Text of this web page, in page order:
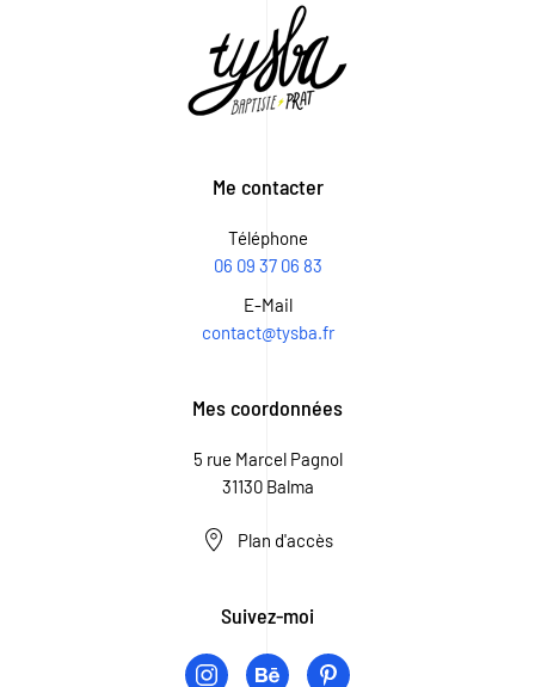
Me contacter
Téléphone
06 09 37 06 83
E-Mail
contact@tysba.fr
Mes coordonnées
5 rue Marcel Pagnol
31130 Balma
Plan d'accès
Suivez-moi